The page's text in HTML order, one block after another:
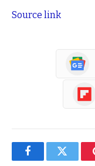
Source link
FacebookTwitter